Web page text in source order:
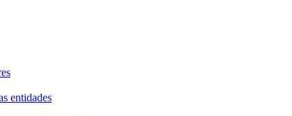
entidades